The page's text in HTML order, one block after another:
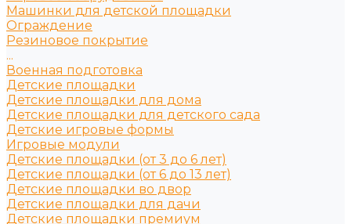
Машинки для детской площадки
Ограждение
Резиновое покрытие
...
Военная подготовка
Детские площадки
Детские площадки для дома
Детские площадки для детского сада
Детские игровые формы
Игровые модули
Детские площадки (от 3 до 6 лет)
Детские площадки (от 6 до 13 лет)
Детские площадки во двор
Детские площадки для дачи
Детские площадки премиум